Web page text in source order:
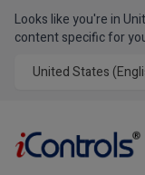
Looks like you're in
content specific for